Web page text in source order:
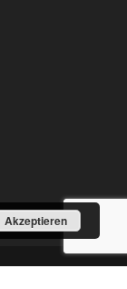
Akzeptieren